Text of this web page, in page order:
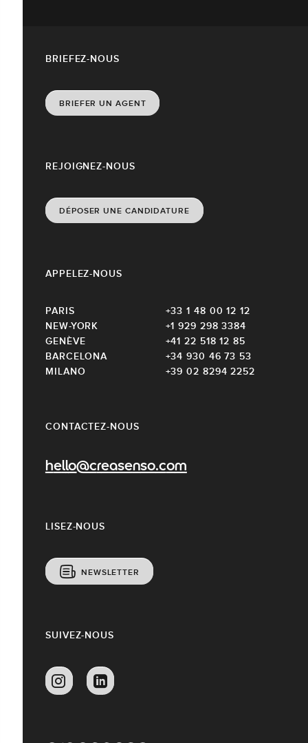
CONTACTEZ-NOUS
hello@creasenso.com
REJOIGNEZ-NOUS
DÉPOSER UNE CANDIDATURE
LISEZ-NOUS
NEWSLETTER
APPELEZ-NOUS
PARIS
+33 1 48 00 12 12
NEW-YORK
+1 929 298 3384
GENÈVE
+41 22 518 12 85
BARCELONA
+34 930 46 73 53
MILANO
+39 02 8294 2252
BRIEFEZ-NOUS
BRIEFER UN AGENT
SUIVEZ-NOUS